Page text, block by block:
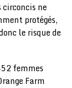
circoncis ne
protégés,
le risque de
femmes
Farm